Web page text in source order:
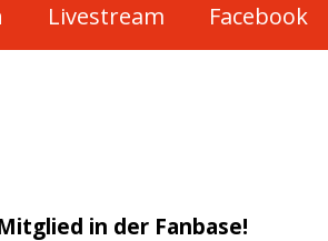
Livestream Facebook
in der Fanbase!